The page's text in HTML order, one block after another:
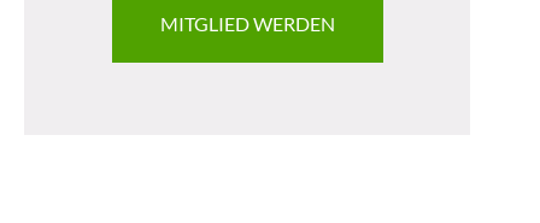
MITGLIED WERDEN